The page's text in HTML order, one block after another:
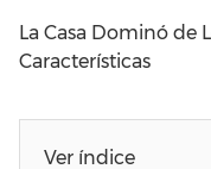
La Casa Dominó de
Características
Ver índice